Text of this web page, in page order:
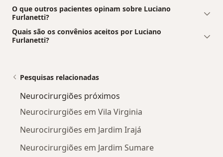
O que outros pacientes opinam sobre Luciano
Furlanetti?
Quais são os convênios aceitos por Luciano
Furlanetti?
Pesquisas relacionadas
Neurocirurgiões próximos
Neurocirurgiões em Vila Virginia
Neurocirurgiões em Jardim Irajá
Neurocirurgiões em Jardim Sumare